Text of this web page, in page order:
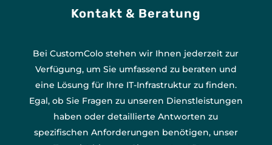
Kontakt & Beratung
Bei CustomColo stehen wir Ihnen jederzeit zur
Verfügung, um Sie umfassend zu beraten und
eine Lösung für Ihre IT-Infrastruktur zu finden.
Egal, ob Sie Fragen zu unseren Dienstleistungen
haben oder detaillierte Antworten zu
spezifischen Anforderungen benötigen, unser